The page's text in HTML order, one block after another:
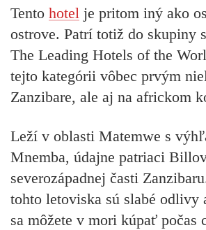
Tento hotel je pritom iný ako
ostrove. Patrí totiž do skupiny
The Leading Hotels of the
tejto kategórii vôbec prvým
Zanzibare, ale aj na africkom
Leží v oblasti Matemwe s
Mnemba, údajne patriaci
severozápadnej časti
tohto letoviska sú slabé odlivy
sa môžete v mori kúpať počas